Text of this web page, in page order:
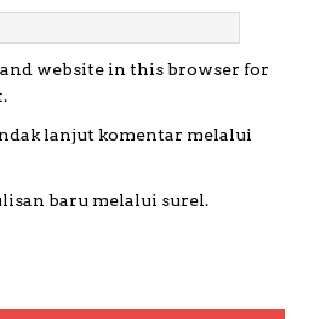
and website in this browser for
lanjut komentar melalui
baru melalui surel.